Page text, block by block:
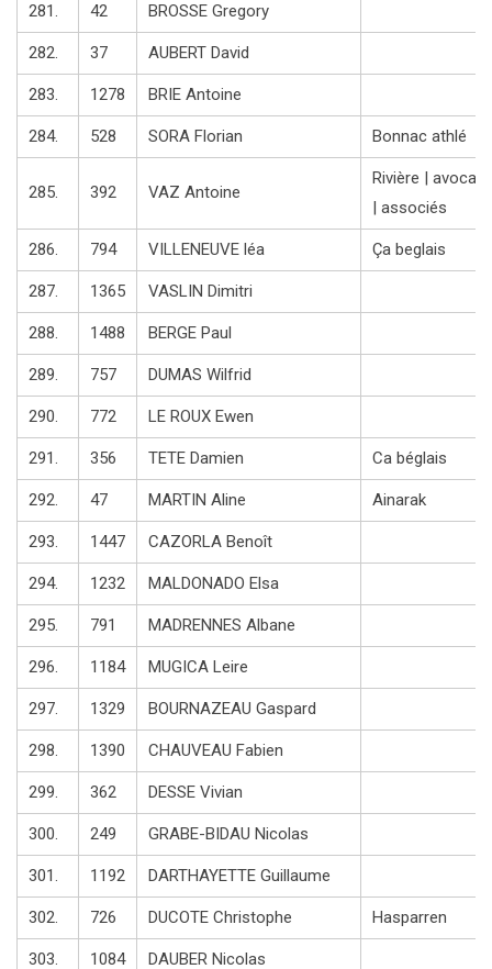
281. 42 BROSSE Gregory
282. 37 AUBERT David
283. 1278 BRIE Antoine
284. 528 SORA Florian Bonnac athlé
285. 392 VAZ Antoine
Rivière | avocats
| associés
286. 794 VILLENEUVE léa Ça beglais
287. 1365 VASLIN Dimitri
288. 1488 BERGE Paul
289. 757 DUMAS Wilfrid
290. 772 LE ROUX Ewen
291. 356 TETE Damien Ca béglais
292. 47 MARTIN Aline Ainarak
293. 1447 CAZORLA Benoît
294. 1232 MALDONADO Elsa
295. 791 MADRENNES Albane
296. 1184 MUGICA Leire
297. 1329 BOURNAZEAU Gaspard
298. 1390 CHAUVEAU Fabien
299. 362 DESSE Vivian
300. 249 GRABE-BIDAU Nicolas
301. 1192 DARTHAYETTE Guillaume
302. 726 DUCOTE Christophe Hasparren
303. 1084 DAUBER Nicolas